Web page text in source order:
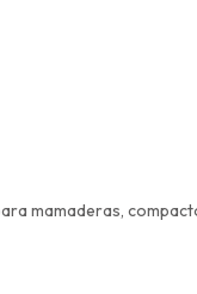
mamaderas,